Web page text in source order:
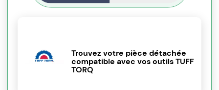
Trouvez votre pièce détachée
compatible avec vos outils TUFF
TORQ